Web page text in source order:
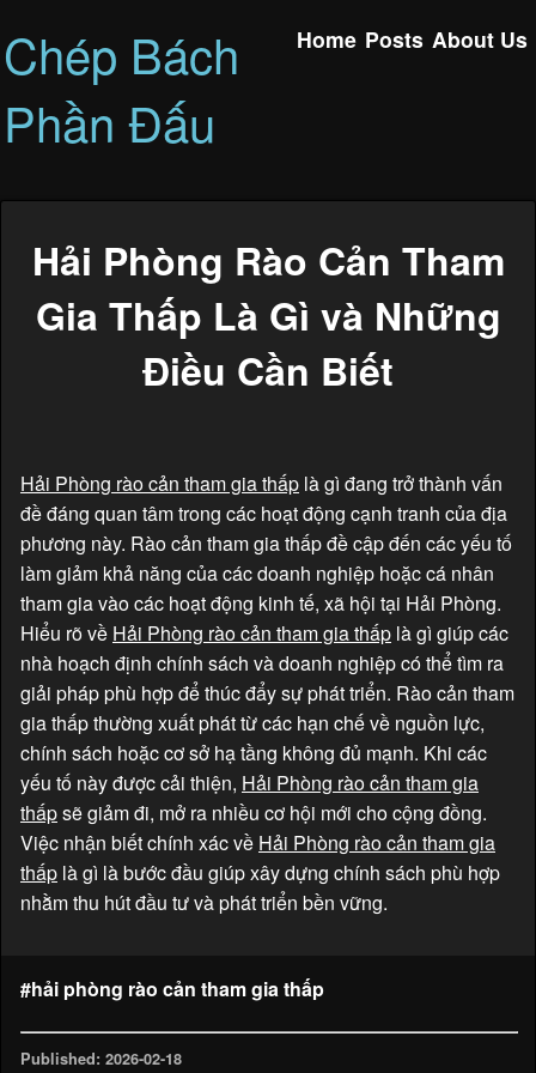
Chép Bách
Phần Đấu
Home Posts About Us
Hải Phòng Rào Cản Tham
Gia Thấp Là Gì và Những
Điều Cần Biết
Hải Phòng rào cản tham gia thấp là gì đang trở thành vấn
đề đáng quan tâm trong các hoạt động cạnh tranh của địa
phương này. Rào cản tham gia thấp đề cập đến các yếu tố
làm giảm khả năng của các doanh nghiệp hoặc cá nhân
tham gia vào các hoạt động kinh tế, xã hội tại Hải Phòng.
Hiểu rõ về Hải Phòng rào cản tham gia thấp là gì giúp các
nhà hoạch định chính sách và doanh nghiệp có thể tìm ra
giải pháp phù hợp để thúc đẩy sự phát triển. Rào cản tham
gia thấp thường xuất phát từ các hạn chế về nguồn lực,
chính sách hoặc cơ sở hạ tầng không đủ mạnh. Khi các
yếu tố này được cải thiện, Hải Phòng rào cản tham gia
thấpsẽ giảm đi, mở ra nhiều cơ hội mới cho cộng đồng.
Việc nhận biết chính xác về Hải Phòng rào cản tham gia
thấp là gì là bước đầu giúp xây dựng chính sách phù hợp
nhằm thu hút đầu tư và phát triển bền vững.
#hải phòng rào cản tham gia thấp
Published: 2026-02-18